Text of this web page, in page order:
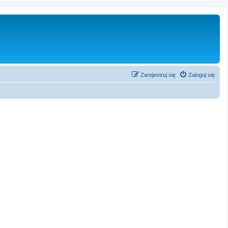
Zaloguj się
Zarejestruj się